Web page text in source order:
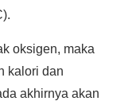
oksigen, maka
kalori dan
akhirnya akan